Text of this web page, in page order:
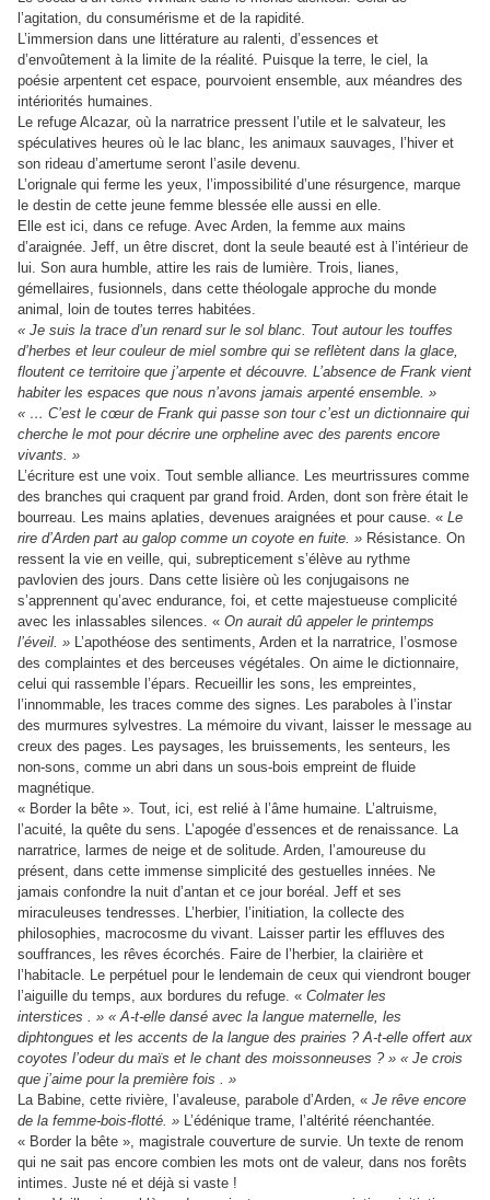
l’agitation, du consumérisme et de la rapidité.
L’immersion dans une littérature au ralenti, d’essences et
d’envoûtement à la limite de la réalité. Puisque la terre, le ciel, la
poésie arpentent cet espace, pourvoient ensemble, aux méandres des
intériorités humaines.
Le refuge Alcazar, où la narratrice pressent l’utile et le salvateur, les
spéculatives heures où le lac blanc, les animaux sauvages, l’hiver et
son rideau d’amertume seront l’asile devenu.
L’orignale qui ferme les yeux, l’impossibilité d’une résurgence, marque
le destin de cette jeune femme blessée elle aussi en elle.
Elle est ici, dans ce refuge. Avec Arden, la femme aux mains
d’araignée. Jeff, un être discret, dont la seule beauté est à l’intérieur de
lui. Son aura humble, attire les rais de lumière. Trois, lianes,
gémellaires, fusionnels, dans cette théologale approche du monde
animal, loin de toutes terres habitées.
« Je suis la trace d’un renard sur le sol blanc. Tout autour les touffes
d’herbes et leur couleur de miel sombre qui se reflètent dans la glace,
floutent ce territoire que j’arpente et découvre. L’absence de Frank vient
habiter les espaces que nous n’avons jamais arpenté ensemble. »
« … C’est le cœur de Frank qui passe son tour c’est un dictionnaire qui
cherche le mot pour décrire une orpheline avec des parents encore
vivants. »
L’écriture est une voix. Tout semble alliance. Les meurtrissures comme
des branches qui craquent par grand froid. Arden, dont son frère était le
bourreau. Les mains aplaties, devenues araignées et pour cause. « Le
rire d’Arden part au galop comme un coyote en fuite. » Résistance. On
ressent la vie en veille, qui, subrepticement s’élève au rythme
pavlovien des jours. Dans cette lisière où les conjugaisons ne
s’apprennent qu’avec endurance, foi, et cette majestueuse complicité
avec les inlassables silences. « On aurait dû appeler le printemps
l’éveil. » L’apothéose des sentiments, Arden et la narratrice, l’osmose
des complaintes et des berceuses végétales. On aime le dictionnaire,
celui qui rassemble l’épars. Recueillir les sons, les empreintes,
l’innommable, les traces comme des signes. Les paraboles à l’instar
des murmures sylvestres. La mémoire du vivant, laisser le message au
creux des pages. Les paysages, les bruissements, les senteurs, les
non-sons, comme un abri dans un sous-bois empreint de fluide
magnétique.
« Border la bête ». Tout, ici, est relié à l’âme humaine. L’altruisme,
l’acuité, la quête du sens. L’apogée d’essences et de renaissance. La
narratrice, larmes de neige et de solitude. Arden, l’amoureuse du
présent, dans cette immense simplicité des gestuelles innées. Ne
jamais confondre la nuit d’antan et ce jour boréal. Jeff et ses
miraculeuses tendresses. L’herbier, l’initiation, la collecte des
philosophies, macrocosme du vivant. Laisser partir les effluves des
souffrances, les rêves écorchés. Faire de l’herbier, la clairière et
l’habitacle. Le perpétuel pour le lendemain de ceux qui viendront bouger
l’aiguille du temps, aux bordures du refuge. « Colmater les
interstices . » « A-t-elle dansé avec la langue maternelle, les
diphtongues et les accents de la langue des prairies ? A-t-elle offert aux
coyotes l’odeur du maïs et le chant des moissonneuses ? » « Je crois
que j’aime pour la première fois . »
La Babine, cette rivière, l’avaleuse, parabole d’Arden, « Je rêve encore
de la femme-bois-flotté. » L’édénique trame, l’altérité réenchantée.
« Border la bête », magistrale couverture de survie. Un texte de renom
qui ne sait pas encore combien les mots ont de valeur, dans nos forêts
intimes. Juste né et déjà si vaste !